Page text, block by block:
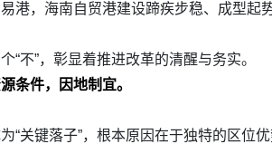
港，海南自贸港建设蹄疾步稳、成型
“不”，彰显着推进改革的清醒与务实。
条件，因地制宜。
“关键落子”，根本原因在于独特的区位优